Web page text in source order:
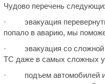
Чудово перечень
· эвакуация
попало в аварию, мы
· эвакуация со сложной
ТС даже в самых сложных
· подъем автомобилей из